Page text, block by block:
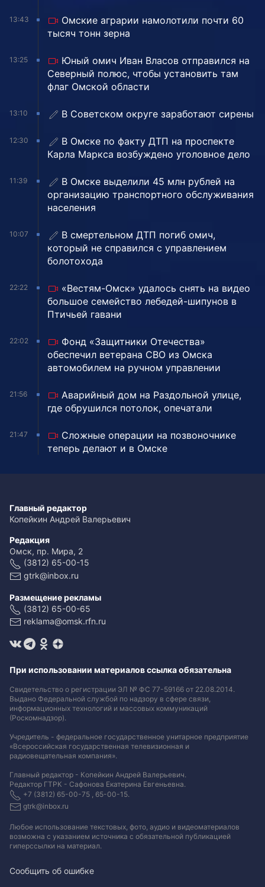
13:43
Омские аграрии намолотили почти 60
тысяч тонн зерна
13:25
Юный омич Иван Власов отправился на
Северный полюс, чтобы установить там
флаг Омской области
13:10 В Советском округе заработают сирены
12:30
В Омске по факту ДТП на проспекте
Карла Маркса возбуждено уголовное дело
11:39
В Омске выделили 45 млн рублей на
организацию транспортного обслуживания
населения
10:07
В смертельном ДТП погиб омич,
который не справился с управлением
болотохода
22:22
«Вестям-Омск» удалось снять на видео
большое семейство лебедей-шипунов в
Птичьей гавани
22:02
Фонд «Защитники Отечества»
обеспечил ветерана СВО из Омска
автомобилем на ручном управлении
21:56
Аварийный дом на Раздольной улице,
где обрушился потолок, опечатали
21:47
Сложные операции на позвоночнике
теперь делают и в Омске
Главный редактор
Копейкин Андрей Валерьевич
Редакция
Омск, пр. Мира, 2
(3812) 65-00-15
gtrk@inbox.ru
Размещение рекламы
(3812) 65-00-65
reklama@omsk.rfn.ru
При использовании материалов ссылка обязательна
Свидетельство о регистрации ЭЛ № ФС 77-59166 от 22.08.2014.
Выдано Федеральной службой по надзору в сфере связи,
информационных технологий и массовых коммуникаций
(Роскомнадзор).
Учредитель - федеральное государственное унитарное предприятие
«Всероссийская государственная телевизионная и
радиовещательная компания».
Главный редактор - Копейкин Андрей Валерьевич.
Редактор ГТРК - Сафонова Екатерина Евгеньевна.
+7 (3812) 65-00-75 , 65-00-15.
gtrk@inbox.ru
Любое использование текстовых, фото, аудио и видеоматериалов
возможна с указанием источника с обязательной публикацией
гиперссылки на материал.
Сообщить об ошибке